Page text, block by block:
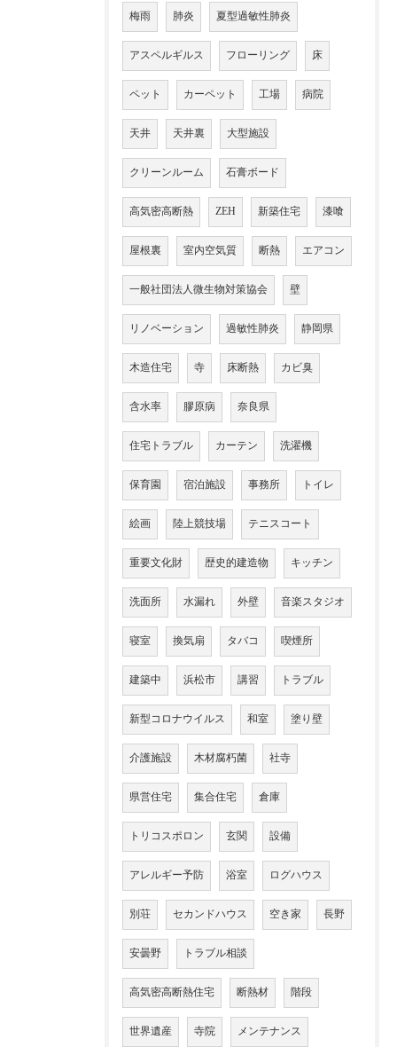
梅雨 肺炎 夏型過敏性肺炎
アスペルギルス フローリング 床
ペット カーペット 工場 病院
天井 天井裏 大型施設
クリーンルーム 石膏ボード
高気密高断熱 ZEH 新築住宅 漆喰
屋根裏 室内空気質 断熱 エアコン
一般社団法人微生物対策協会 壁
リノベーション 過敏性肺炎 静岡県
木造住宅 寺 床断熱 カビ臭
含水率 膠原病 奈良県
住宅トラブル カーテン 洗濯機
保育園 宿泊施設 事務所 トイレ
絵画 陸上競技場 テニスコート
重要文化財 歴史的建造物 キッチン
洗面所 水漏れ 外壁 音楽スタジオ
寝室 換気扇 タバコ 喫煙所
建築中 浜松市 講習 トラブル
新型コロナウイルス 和室 塗り壁
介護施設 木材腐朽菌 社寺
県営住宅 集合住宅 倉庫
トリコスポロン 玄関 設備
アレルギー予防 浴室 ログハウス
別荘 セカンドハウス 空き家 長野
安曇野 トラブル相談
高気密高断熱住宅 断熱材 階段
世界遺産 寺院 メンテナンス